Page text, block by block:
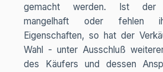
gemacht werden. Ist der
mangelhaft oder fehlen
Eigenschaften, so hat der
Wahl - unter Ausschluß
des Käufers und dessen